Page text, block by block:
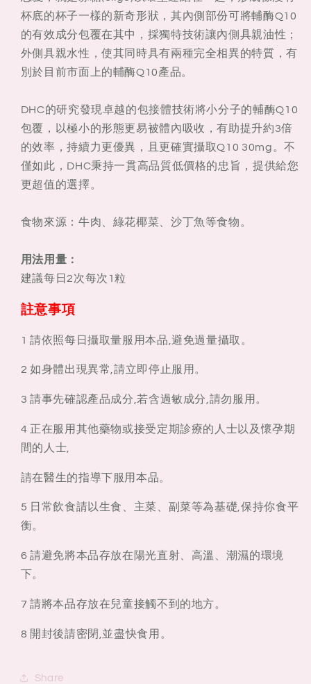
杯底的杯子一樣的新奇形狀，其內側部份可將輔酶Q10
的有效成分包覆在其中，採獨特技術讓內側具親油性；
外側具親水性，使其同時具有兩種完全相異的特質，有
別於目前市面上的輔酶Q10產品。
DHC的研究發現卓越的包接體技術將小分子的輔酶Q10
包覆，以極小的形態更易被體內吸收，有助提升約3倍
的效率，持續力更優異，且更確實攝取Q10 30mg。不
僅如此，DHC秉持一貫高品質低價格的忠旨，提供給您
更超值的選擇。
食物來源：牛肉、綠花椰菜、沙丁魚等食物。
用法用量：
建議每日2次每次1粒
註意事項
1 請依照每日攝取量服用本品,避免過量攝取。
2 如身體出現異常,請立即停止服用。
3 請事先確認產品成分,若含過敏成分,請勿服用。
4 正在服用其他藥物或接受定期診療的人士以及懷孕期
間的人士,
請在醫生的指導下服用本品。
5 日常飲食請以生食、主菜、副菜等為基礎,保持你食平
衡。
6 請避免將本品存放在陽光直射、高溫、潮濕的環境
下。
7 請將本品存放在兒童接觸不到的地方。
8 開封後請密閉,並盡快食用。
Share